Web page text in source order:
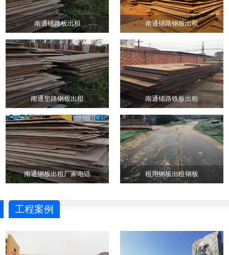
南通铺路板出租 南通铺路钢板出租
南通垫路钢板出租 南通铺路铁板出租
南通钢板出租厂家电话 租用钢板出租钢板
工程案例